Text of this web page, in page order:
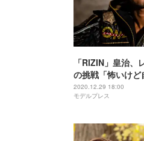
「RIZIN」皇治、
の挑戦「怖いけ
KO勝利へ虎視眈
タビュー＞
2020.12.29 18:00
モデルプレス